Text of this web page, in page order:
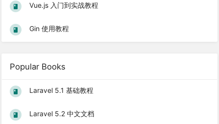
Vue.js 入门到实战教程
Gin 使用教程
Popular Books
Laravel 5.1 基础教程
Laravel 5.2 中文文档